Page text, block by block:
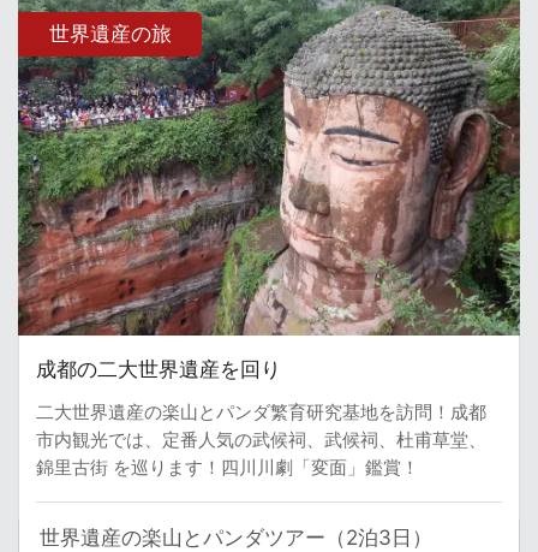
世界遺産の旅
成都の二大世界遺産を回り
二大世界遺産の楽山とパンダ繁育研究基地を訪問！成都
市内観光では、定番人気の武候祠、武候祠、杜甫草堂、
錦里古街 を巡ります！四川川劇「変面」鑑賞！
世界遺産の楽山とパンダツアー（2泊3日）